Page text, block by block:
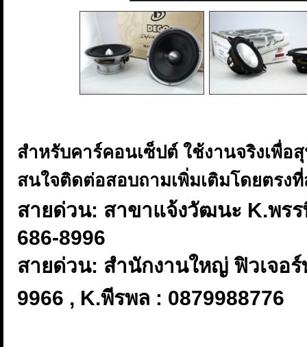
สำหรับคาร์คอนเซ็ปต์ ใช้งานจริงเพื่อ
สนใจติดต่อสอบถามเพิ่มเติมโดยตรง
สายด่วน: สาขาแจ้งวัฒนะ K.พร
686-8996
สายด่วน: สำนักงานใหญ่ ฟิวเจอ
9966 , K.พีรพล : 0879988776